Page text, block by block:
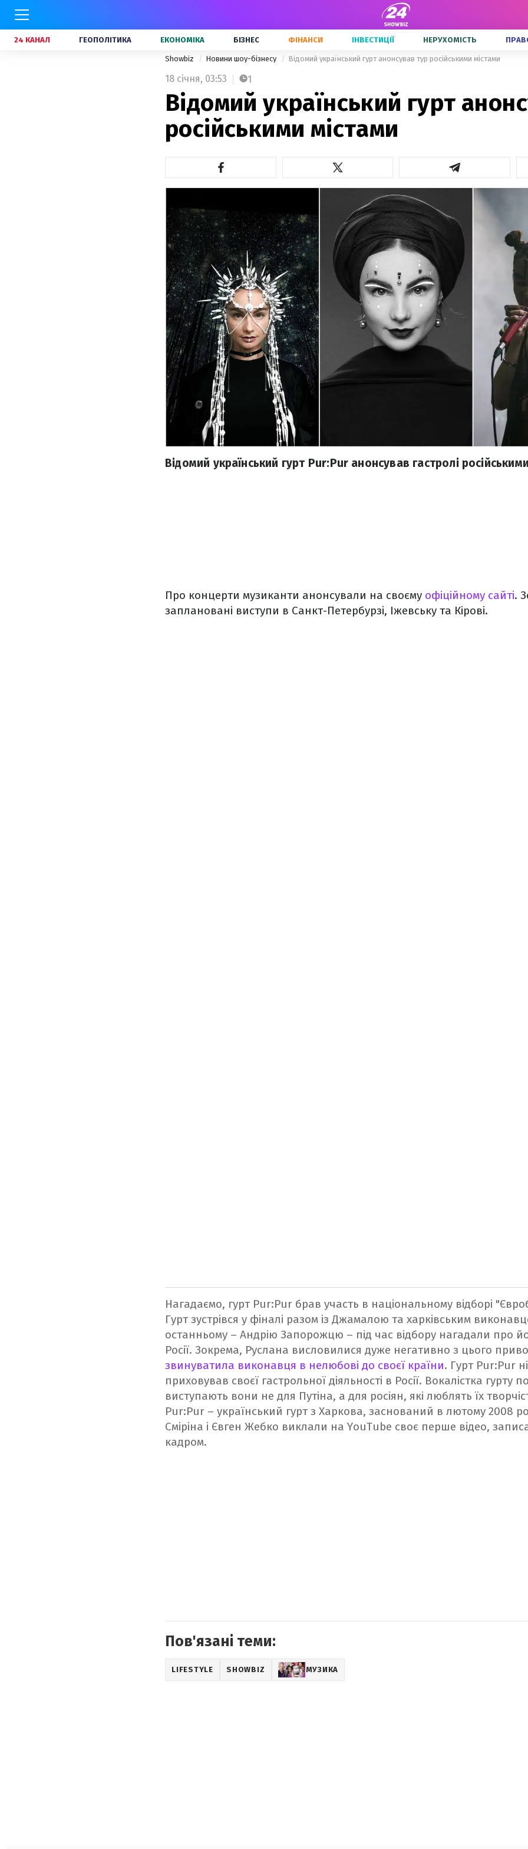
24 КАНАЛ ГЕОПОЛІТИКА ЕКОНОМІКА БІЗНЕС ФІНАНСИ ІНВЕСТИЦІЇ НЕРУХОМІСТЬ
Showbiz Новини шоу-бізнесу Відомий український гурт анонсував тур російськими містами
18 січня, 03:53 1
Відомий український гурт
російськими містами
Відомий український гурт Pur:Pur анонсував гастролі
Про концерти музиканти анонсували на своєму офіційному сайті.
заплановані виступи в Санкт-Петербурзі, Іжевську та Кірові.
Нагадаємо, гурт Pur:Pur брав участь в національному відборі
Гурт зустрівся у фіналі разом із Джамалою та харківським
останньому – Андрію Запорожцю – під час відбору нагадали про
Росії. Зокрема, Руслана висловилися дуже негативно з цього
звинуватила виконавця в нелюбові до своєї країни. Гурт Pur:Pur
приховував своєї гастрольної діяльності в Росії. Вокалістка
виступають вони не для Путіна, а для росіян, які люблять їх
Pur:Pur – український гурт з Харкова, заснований в лютому 2008
Сміріна і Євген Жебко виклали на YouTube своє перше відео,
кадром.
Пов'язані теми:
LIFESTYLE SHOWBIZ МУЗИКА